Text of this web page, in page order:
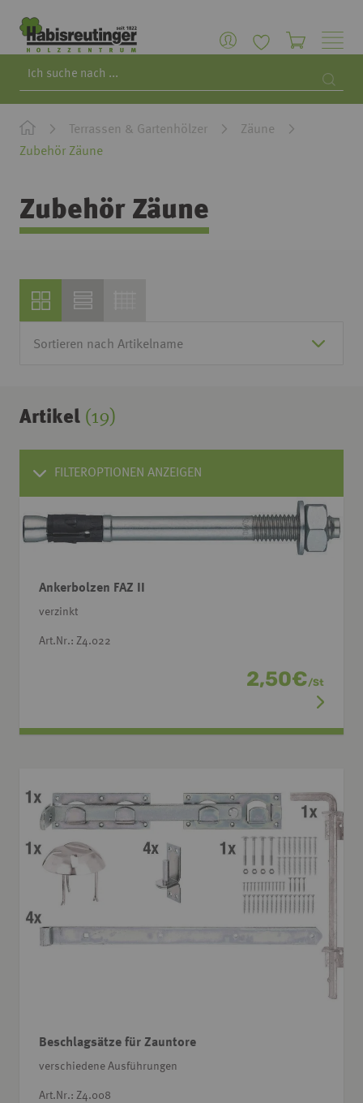
Terrassen & Gartenhölzer
Zäune
Zubehör Zäune
Zubehör Zäune
Artikel (19)
FILTEROPTIONEN ANZEIGEN
Ankerbolzen FAZ II
verzinkt
Art.Nr.: Z4.022
2,50€/St
Beschlagsätze für Zauntore
verschiedene Ausführungen
Art.Nr.: Z4.008